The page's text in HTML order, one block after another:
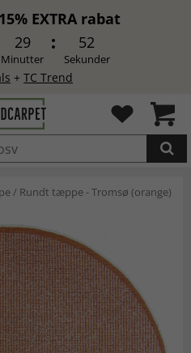
EXTRA rabat
29
Minutter
51
Sekunder
+ TC Trend
/ Rundt tæppe - Tromsø (orange)